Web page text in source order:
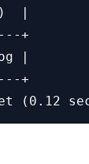
|
+
|
+